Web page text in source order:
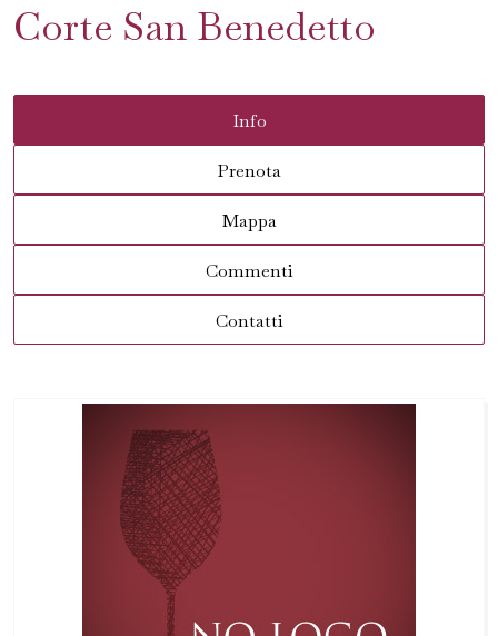
Corte San Benedetto
Info
Prenota
Mappa
Commenti
Contatti